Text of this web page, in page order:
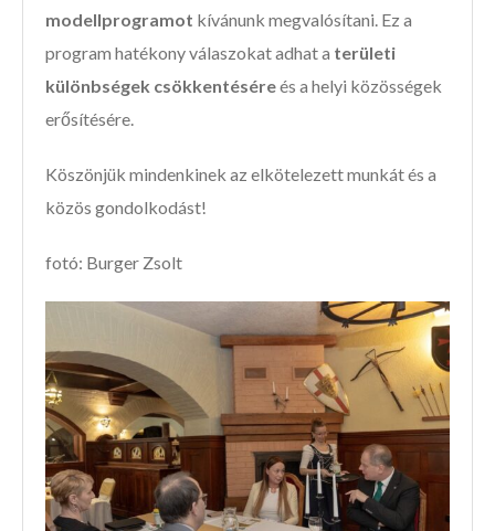
modellprogramot kívánunk megvalósítani. Ez a
program hatékony válaszokat adhat a területi
különbségek csökkentéséreés a helyi közösségek
erősítésére.
Köszönjük mindenkinek az elkötelezett munkát és a
közös gondolkodást!
fotó: Burger Zsolt